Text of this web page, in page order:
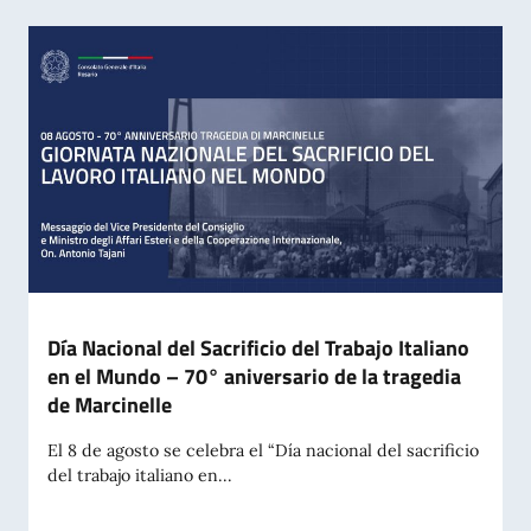
Día Nacional del Sacrificio del Trabajo Italiano
en el Mundo – 70° aniversario de la tragedia
de Marcinelle
El 8 de agosto se celebra el “Día nacional del sacrificio
del trabajo italiano en...